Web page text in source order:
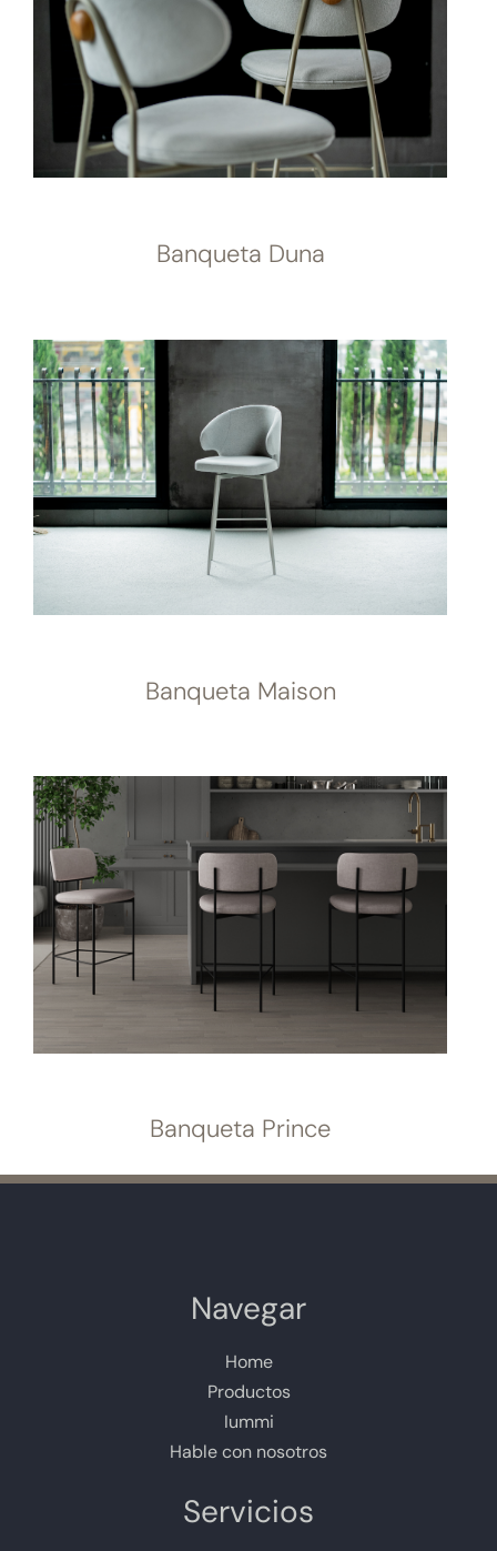
Banqueta Duna
Banqueta Maison
Banqueta Prince
Navegar
Home
Productos
Iummi
Hable con nosotros
Servicios